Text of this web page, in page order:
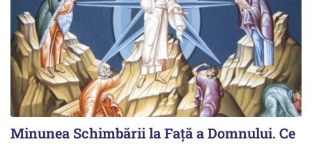
Minunea Schimbării la Față a Domnului. Ce